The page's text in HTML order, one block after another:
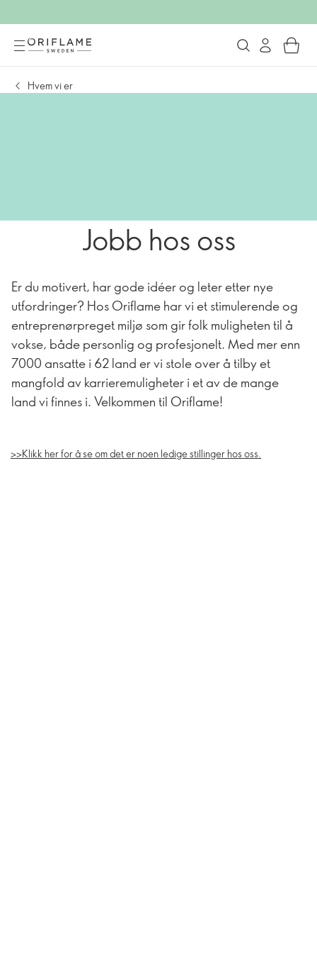
Hvem vi er
Jobb hos oss
Er du motivert, har gode idéer og leter etter nye
utfordringer? Hos Oriflame har vi et stimulerende og
entreprenørpreget miljø som gir folk muligheten til å
vokse, både personlig og profesjonelt. Med mer enn
7000 ansatte i 62 land er vi stole over å tilby et
mangfold av karrieremuligheter i et av de mange
land vi finnes i. Velkommen til Oriflame!
>>Klikk her for å se om det er noen ledige stillinger hos oss.